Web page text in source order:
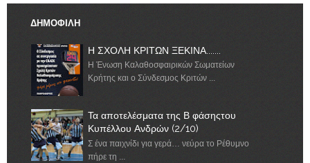
ΔΗΜΟΦΙΛΗ
Η ΣΧΟΛΗ ΚΡΙΤΩΝ ΞΕΚΙΝΑ.......
Η Ένωση Καλαθοσφαιρικών Σωματείων
Κρήτης και ο Σύνδεσμος Κριτών ...
Τα αποτελέσματα της Β φάσηςτου
Κυπέλλου Ανδρών (2/10)
Σ ένα παιχνίδι για γερά… νεύρα το Ρέθυμνο
πήρε τη ...